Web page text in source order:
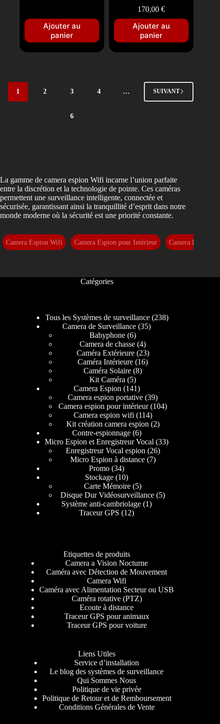
Ajouter au
panier
170,00€
Ajouter au
panier
1 2 3 4 …
6
SUIVANT
La gamme de camera espion Wifi incarne l’union parfaite
entre la discrétion et la technologie de pointe. Ces caméras
permettent une surveillance intelligente, connectée et
sécurisée, garantissant ainsi la tranquillité d’esprit dans notre
monde moderne où la sécurité est une priorité constante.
Camera Espion Wifi Camera Espion pour Intérieur Camera Espion
Catégories
Tous les Systèmes de surveillance 238
Camera de Surveillance 35
Babyphone 6
Camera de chasse 4
Caméra Extérieure 23
Caméra Intérieure 16
Caméra Solaire 8
Kit Caméra
5
Camera Espion 141
Camera espion portative 39
Camera espion pour intérieur 104
Camera espion wifi 114
Kit création camera espion 2
Contre-espionnage 6
Micro Espion et Enregistreur Vocal 33
Enregistreur Vocal espion 26
Micro Espion à distance 7
Promo 34
Stockage 10
Carte Mémoire 5
Disque Dur Vidéosurveillance 5
Système anti-cambriolage 1
Traceur GPS
12
Etiquettes de produits
Camera a Vision Nocturne
Caméra avec Détection de Mouvement
Camera Wifi
Caméra avec Alimentation Secteur ou USB
Caméra rotative (PTZ)
Ecoute à distance
Traceur GPS pour animaux
Traceur GPS pour voiture
Liens Utiles
Service d’installation
Le blog des systèmes de surveillance
Qui Sommes Nous
Politique de vie privée
Politique de Retour et de Remboursement
Conditions Générales de Vente